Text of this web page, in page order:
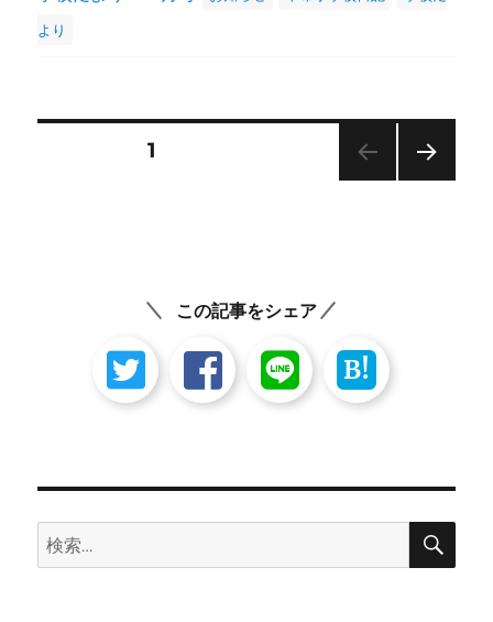
より
り
固定ページ1
この記事をシェア
B!
検
索:
検